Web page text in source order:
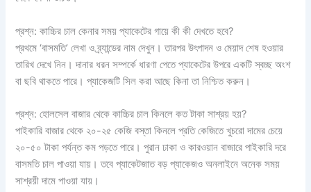
প্রশ্ন: কাচ্চির চাল কেনার সময় প্যাকেটের গায়ে কী কী দেখতে হবে?
প্রথমে ‘বাসমতি’ লেখা ও ব্র্যান্ডের নাম দেখুন। তারপর উৎপাদন ও মেয়াদ শেষ হওয়ার
তারিখ দেখে নিন। দানার ধরন সম্পর্কে ধারণা পেতে প্যাকেটের উপরে একটি স্বচ্ছ অংশ
বা ছবি থাকতে পারে। প্যাকেজটি সিল করা আছে কিনা তা নিশ্চিত করুন।
প্রশ্ন: হোলসেল বাজার থেকে কাচ্চির চাল কিনলে কত টাকা সাশ্রয় হয়?
পাইকারি বাজার থেকে ২০-২৫ কেজি বস্তা কিনলে প্রতি কেজিতে খুচরো দামের চেয়ে
২০-৫০ টাকা পর্যন্ত কম পড়তে পারে। পুরান ঢাকা ও কারওয়ান বাজারে পাইকারি দরে
বাসমতি চাল পাওয়া যায়। তবে প্যাকেটজাত বড় প্যাকেজও অনলাইনে অনেক সময়
সাশ্রয়ী দামে পাওয়া যায়।